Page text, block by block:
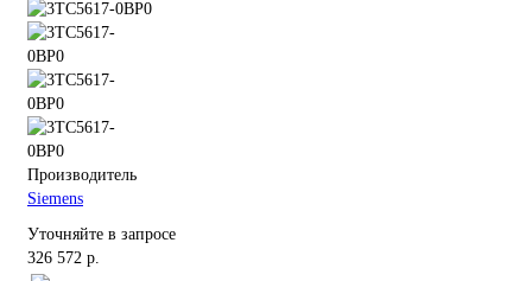
Производитель
Siemens
Уточняйте в запросе
326 572 р.